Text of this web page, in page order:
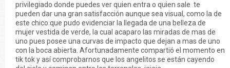
privilegiado donde puedes ver quien entra o quien sale te
pueden dar una gran satisfacción aunque sea visual, como la de
este chico que pudo evidenciar la llegada de una belleza de
mujer vestida de verde, la cual acaparo las miradas de mas de
uno pues posee una curvas de impacto que dejan a mas de uno
con la boca abierta. Afortunadamente compartió el momento en
tik tok y así comprobarnos que los angelitos se están cayendo